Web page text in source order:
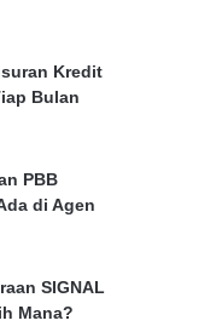
Kredit
Bulan
PBB
di Agen
SIGNAL
Mana?